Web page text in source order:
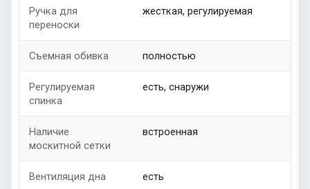
Ручка для
переноски
жесткая, регулируемая
Съемная обивка полностью
Регулируемая
спинка
есть, снаружи
Наличие
москитной сетки
встроенная
Вентиляция дна есть